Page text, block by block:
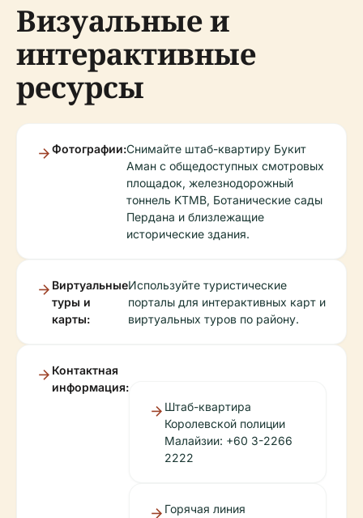
Визуальные и
интерактивные
ресурсы
Фотографии:Снимайте штаб-квартиру Букит
Аман с общедоступных смотровых
площадок, железнодорожный
тоннель KTMB, Ботанические сады
Пердана и близлежащие
исторические здания.
Виртуальные
туры и
карты:
Используйте туристические
порталы для интерактивных карт и
виртуальных туров по району.
Контактная
информация:
Штаб-квартира
Королевской полиции
Малайзии: +60 3-2266
2222
Горячая линия